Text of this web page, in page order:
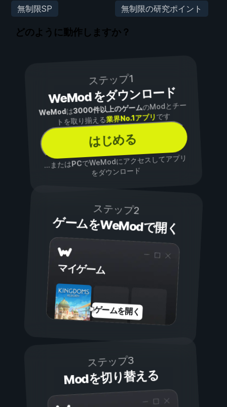
無制限SP
無制限の研究ポイント
どのように動作しますか？
ステップ1
WeMod をダウンロード
WeModは3000件以上のゲームのModとチー
トを取り揃える業界No.1アプリです
はじめる
...またはPCでWeModにアクセスしてアプリ
をダウンロード
ステップ2
ゲームをWeModで開く
マイゲーム
ゲームを開く
ステップ3
Modを切り替える